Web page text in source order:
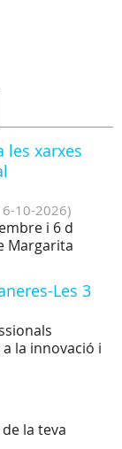
les xarxes
10-2026)
i 6 d
Margarita
Les 3
la innovació i
la teva